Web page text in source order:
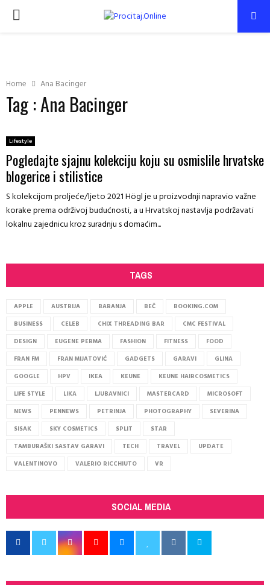
PRIMARY
Home Ana Bacinger
Tag : Ana Bacinger
Lifestyle
Pogledajte sjajnu kolekciju koju su osmislile hrvatske
blogerice i stilistice
S kolekcijom proljeće/ljeto 2021 Högl je u proizvodnji napravio važne
korake prema održivoj budućnosti, a u Hrvatskoj nastavlja podržavati
lokalnu zajednicu kroz suradnju s domaćim...
TAGS
APPLE AUSTRIJA BARANJA BEČ
BOOKING.COM
BUSINESS
CELEB CHIX THREADING BAR
CMC FESTIVAL
DESIGN
EUGENE PERMA FASHION FITNESS
FOOD
FRAN FM
FRAN MIJATOVIĆ GADGETS GARAVI
GLINA
GOOGLE
HPV IKEA KEUNE
KEUNE HAIRCOSMETICS
LIFE STYLE
LIKA LJUBAVNICI MASTERCARD
MICROSOFT
NEWS
PENNEWS PETRINJA PHOTOGRAPHY
SEVERINA
SISAK
SKY COSMETICS SPLIT
STAR
TAMBURAŠKI SASTAV GARAVI
TECH TRAVEL
UPDATE
VALENTINOVO
VALERIO RICCHIUTO VR
SOCIAL MEDIA